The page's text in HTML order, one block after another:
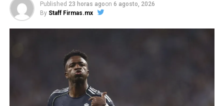
COMPARTE ESTA INFORMACIÓN
Published 23 horas agoon 6 agosto, 2026
By Staff Firmas.mx